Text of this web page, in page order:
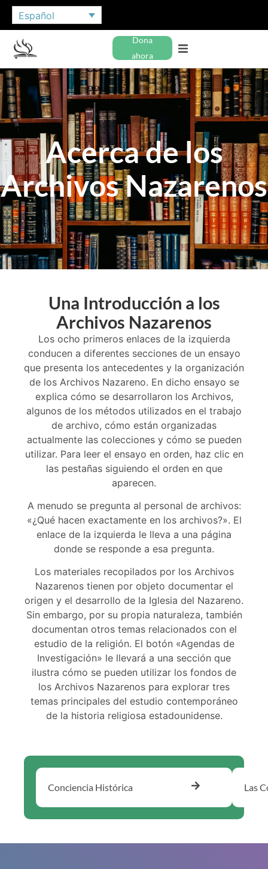
Español
Dona
ahora
Acerca de los
Archivos Nazarenos
Una Introducción a los
Archivos Nazarenos
Los ocho primeros enlaces de la izquierda
conducen a diferentes secciones de un ensayo
que presenta los antecedentes y la organización
de los Archivos Nazareno. En dicho ensayo se
explica cómo se desarrollaron los Archivos,
algunos de los métodos utilizados en el trabajo
de archivo, cómo están organizadas
actualmente las colecciones y cómo se pueden
utilizar. Para leer el ensayo en orden, haz clic en
las pestañas siguiendo el orden en que
aparecen.
A menudo se pregunta al personal de archivos:
«¿Qué hacen exactamente en los archivos?». El
enlace de la izquierda le lleva a una página
donde se responde a esa pregunta.
Los materiales recopilados por los Archivos
Nazarenos tienen por objeto documentar el
origen y el desarrollo de la Iglesia del Nazareno.
Sin embargo, por su propia naturaleza, también
documentan otros temas relacionados con el
estudio de la religión. El botón «Agendas de
Investigación» le llevará a una sección que
ilustra cómo se pueden utilizar los fondos de
los Archivos Nazarenos para explorar tres
temas principales del estudio contemporáneo
de la historia religiosa estadounidense.
Conciencia Histórica Las